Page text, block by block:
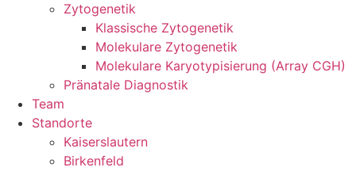
Zytogenetik
Klassische Zytogenetik
Molekulare Zytogenetik
Molekulare Karyotypisierung (Array CGH)
Pränatale Diagnostik
Team
Standorte
Kaiserslautern
Birkenfeld